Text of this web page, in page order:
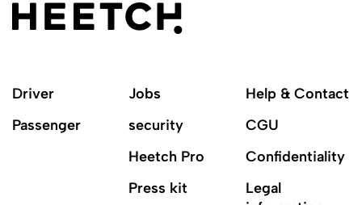
Driver
Passenger
Jobs
security
Heetch Pro
Press kit
Help & Contact
CGU
Confidentiality
Legal